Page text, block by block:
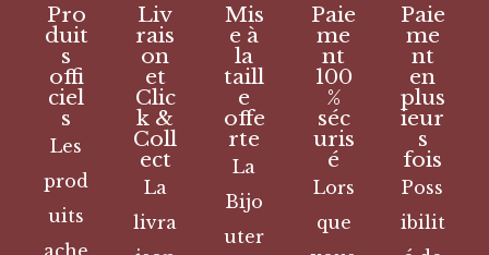
Pro
duit
s
offi
ciel
s
Les
prod
uits
ache
Liv
rais
on
et
Clic
k &
Coll
ect
La
livra
Mis
e à
la
taill
e
offe
rte
La
Bijo
uter
Paie
me
nt
100
%
séc
uris
é
Lors
que
Paie
me
nt
en
plus
ieur
s
fois
Poss
ibilit